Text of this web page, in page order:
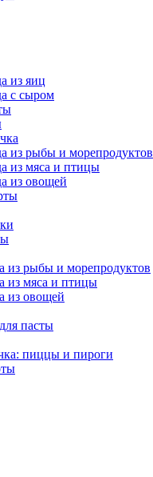
из яиц
с сыром
из рыбы и морепродуктов
из мяса и птицы
из овощей
из рыбы и морепродуктов
из мяса и птицы
из овощей
пасты
пиццы и пироги